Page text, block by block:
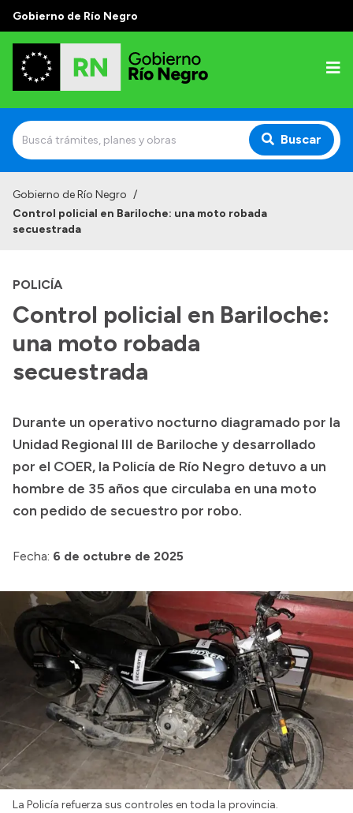
Gobierno de Río Negro
Buscar
Autoridades
Autoridades y Organismos
Discursos en la Legislatura
Casa de Gobierno
Acerca de Río Negro
Geografía
Invertí en Río Negro
Presupuesto
Boletín Oficial
Compras y licitaciones
Consulta de expedientes
Consulta de pago a proveedores
Convocatorias
Intranet
Login
Gobierno de Río Negro /
Control policial en Bariloche: una moto robada
secuestrada
POLICÍA
Control policial en Bariloche:
una moto robada
secuestrada
Durante un operativo nocturno diagramado por la
Unidad Regional III de Bariloche y desarrollado
por el COER, la Policía de Río Negro detuvo a un
hombre de 35 años que circulaba en una moto
con pedido de secuestro por robo.
Fecha: 6 de octubre de 2025
La Policía refuerza sus controles en toda la provincia.